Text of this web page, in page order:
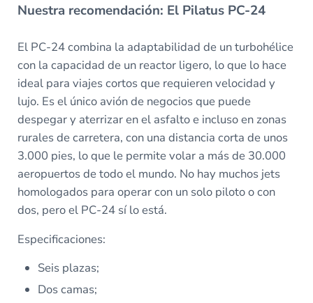
Nuestra recomendación: El Pilatus PC-24
El PC-24 combina la adaptabilidad de un turbohélice
con la capacidad de un reactor ligero, lo que lo hace
ideal para viajes cortos que requieren velocidad y
lujo. Es el único avión de negocios que puede
despegar y aterrizar en el asfalto e incluso en zonas
rurales de carretera, con una distancia corta de unos
3.000 pies, lo que le permite volar a más de 30.000
aeropuertos de todo el mundo. No hay muchos jets
homologados para operar con un solo piloto o con
dos, pero el PC-24 sí lo está.
Especificaciones:
Seis plazas;
Dos camas;